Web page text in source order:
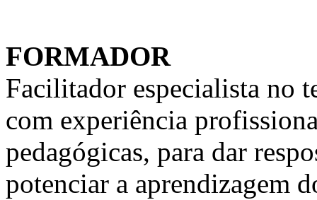
FORMADOR
Facilitador especialista no
com experiência
pedagógicas, para dar
potenciar a aprendizagem